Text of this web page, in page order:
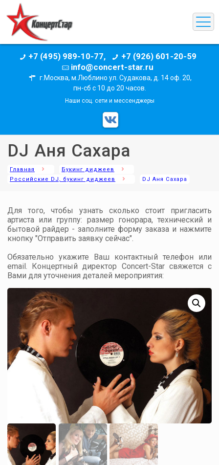
+7 (495) 989-10-77,
+7 (926) 601-20-59
info@concert-star.ru
г.Москва, м.Люблино ул. Судакова, д. 14 оф. 20,
пн-сб с 10 до 20 часов.
Наши соц. сети и мессенджеры
DJ Аня Cахара
Главная
Букинг диджеев
Российские DJ, букинг диджеев
DJ Аня Cахара
Для того, чтобы узнать сколько стоит пригласить
артиста или группу: размер гонорара, технический и
бытовой райдер - заполните форму заказа и нажмите
кнопку "Отправить заявку сейчас".
Обязательно укажите Ваш контактный телефон или
email. Концертный директор Concert-Star свяжется с
Вами для уточнения деталей мероприятия: